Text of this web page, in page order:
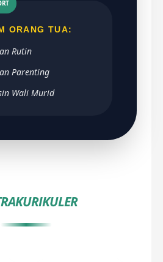
ORANG TUA:
Rutin
Parenting
Wali Murid